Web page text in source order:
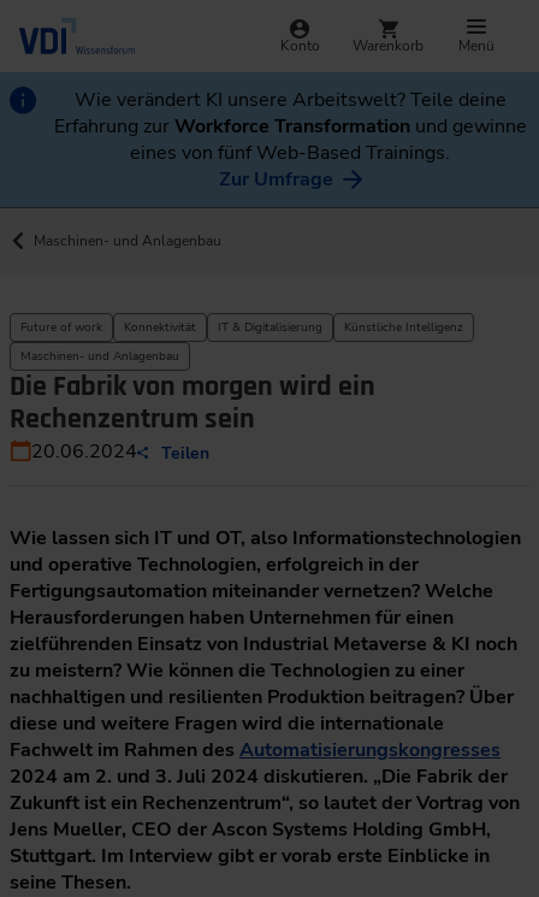
Konto Warenkorb Menü
Wie verändert KI unsere Arbeitswelt? Teile deine
Erfahrung zurWorkforce Transformation und gewinne
eines von fünf Web-Based Trainings.
Zur Umfrage
Maschinen- und Anlagenbau
Future of work Konnektivität IT & Digitalisierung
Künstliche Intelligenz
Maschinen- und Anlagenbau
Die Fabrik von morgen wird ein
Rechenzentrum sein
20.06.2024 Teilen
Wie lassen sich IT und OT, also Informationstechnologien
und operative Technologien, erfolgreich in der
Fertigungsautomation miteinander vernetzen? Welche
Herausforderungen haben Unternehmen für einen
zielführenden Einsatz von Industrial Metaverse & KI noch
zu meistern? Wie können die Technologien zu einer
nachhaltigen und resilienten Produktion beitragen? Über
diese und weitere Fragen wird die internationale
Fachwelt im Rahmen des Automatisierungskongresses
2024 am 2. und 3. Juli 2024 diskutieren. „Die Fabrik der
Zukunft ist ein Rechenzentrum“, so lautet der Vortrag von
Jens Mueller, CEO der Ascon Systems Holding GmbH,
Stuttgart. Im Interview gibt er vorab erste Einblicke in
seine Thesen.